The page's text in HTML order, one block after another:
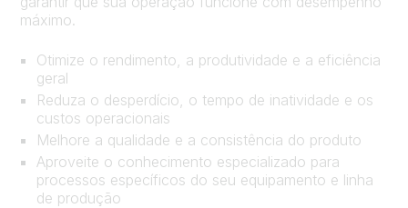
máximo.
Otimize o rendimento, a produtividade e a eficiência
geral
Reduza o desperdício, o tempo de inatividade e os
custos operacionais
Melhore a qualidade e a consistência do produto
Aproveite o conhecimento especializado para
processos específicos do seu equipamento e linha
de produção